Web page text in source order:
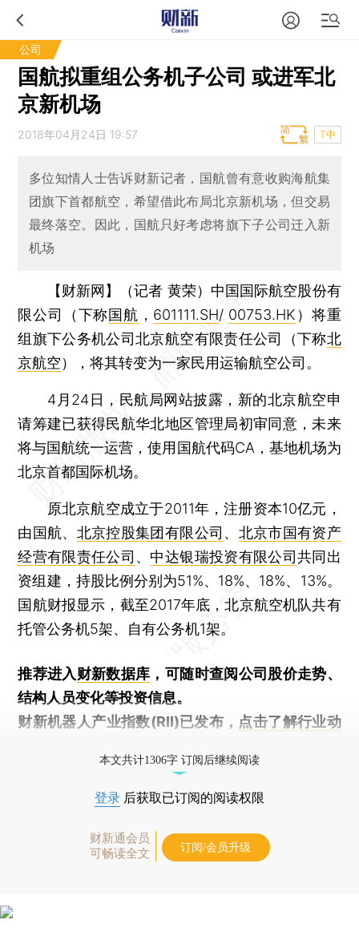
公司
国航拟重组公务机子公司 或进军北
京新机场
2018年04月24日 19:57 T中
多位知情人士告诉财新记者，国航曾有意收购海航集
团旗下首都航空，希望借此布局北京新机场，但交易
最终落空。因此，国航只好考虑将旗下子公司迁入新
机场
【财新网】（记者 黄荣） 中国国际航空股份有
限公司（下称国航 ， 601111.SH/ 00753.HK ）将重
组旗下公务机公司北京航空有限责任公司（下称北
京航空），将其转变为一家民用运输航空公司。
4月24日，民航局网站披露，新的北京航空申
请筹建已获得民航华北地区管理局初审同意，未来
将与国航统一运营，使用国航代码CA，基地机场为
北京首都国际机场。
原北京航空成立于2011年，注册资本10亿元，
由国航、 北京控股集团有限公司 、 北京市国有资产
经营有限责任公司 、 中达银瑞投资有限公司共同出
资组建，持股比例分别为51%、18%、18%、13%。
国航财报显示，截至2017年底，北京航空机队共有
托管公务机5架、自有公务机1架。
推荐进入财新数据库 ，可随时查阅公司股价走势、
结构人员变化等投资信息。
财新机器人产业指数(RII)已发布， 点击了解行业动
本文共计1306字 订阅后继续阅读
登录 后获取已订阅的阅读权限
财新通会员
可畅读全文
订阅/会员升级